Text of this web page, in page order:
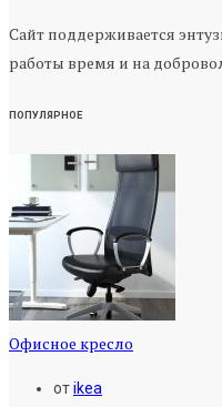
Сайт поддерживается
работы время и на
ПОПУЛЯРНОЕ
Офисное кресло
отikea